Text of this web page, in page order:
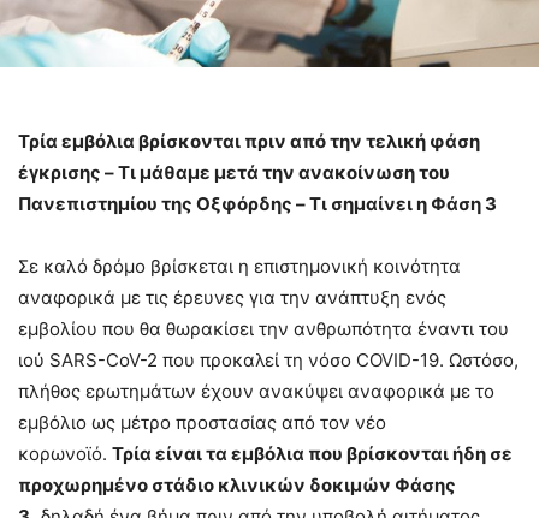
Τρία εμβόλια βρίσκονται πριν από την τελική φάση
έγκρισης – Tι μάθαμε μετά την ανακοίνωση του
Πανεπιστημίου της Οξφόρδης – Tι σημαίνει η Φάση 3
Σε καλό δρόμο βρίσκεται η επιστημονική κοινότητα
αναφορικά με τις έρευνες για την ανάπτυξη ενός
εμβολίου που θα θωρακίσει την ανθρωπότητα έναντι του
ιού SARS-CoV-2 που προκαλεί τη νόσο COVID-19. Ωστόσο,
πλήθος ερωτημάτων έχουν ανακύψει αναφορικά με το
εμβόλιο ως μέτρο προστασίας από τον νέο
κορωνοϊό. Τρία είναι τα εμβόλια που βρίσκονται ήδη σε
προχωρημένο στάδιο κλινικών δοκιμών Φάσης